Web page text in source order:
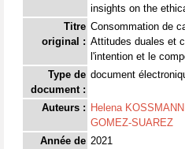
insights on the
Titre
original :
Consommation de
Attitudes duales et
l'intention et le
Type de
document :
document
Auteurs : Helena KOSSMANN
GOMEZ-SUAREZ
Année de 2021